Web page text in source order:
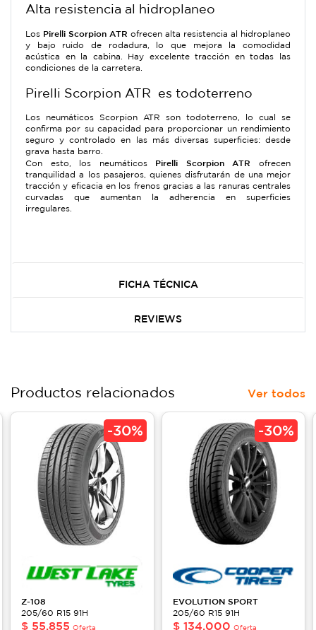
Alta resistencia al hidroplaneo
Los Pirelli Scorpion ATR ofrecen alta resistencia al hidroplaneo
y bajo ruido de rodadura, lo que mejora la comodidad
acústica en la cabina. Hay excelente tracción en todas las
condiciones de la carretera.
Pirelli Scorpion ATR es todoterreno
Los neumáticos Scorpion ATR son todoterreno, lo cual se
confirma por su capacidad para proporcionar un rendimiento
seguro y controlado en las más diversas superficies: desde
grava hasta barro.
Con esto, los neumáticos Pirelli Scorpion ATR
ofrecen
tranquilidad a los pasajeros, quienes disfrutarán de una mejor
tracción y eficacia en los frenos gracias a las ranuras centrales
curvadas que aumentan la adherencia en superficies
irregulares.
FICHA TÉCNICA
REVIEWS
Productos relacionados Ver todos
-30%
Z-108
205/60 R15 91H
$ 55,855 Oferta
-30%
EVOLUTION SPORT
205/60 R15 91H
$ 134,000 Oferta